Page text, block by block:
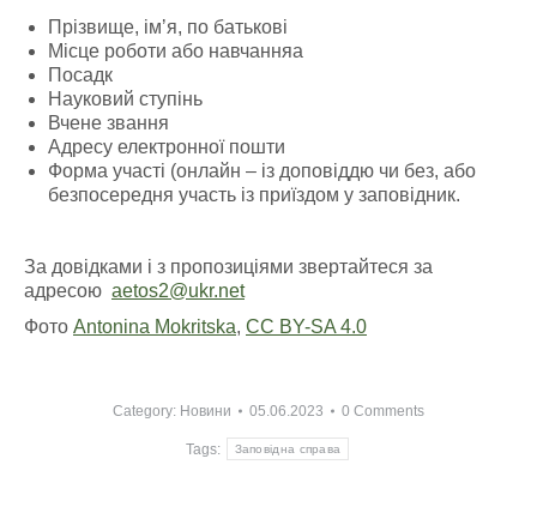
Прізвище, імʼя, по батькові
Місце роботи або навчанняа
Посадк
Науковий ступінь
Вчене звання
Адресу електронної пошти
Форма участі (онлайн – із доповіддю чи без, або
безпосередня участь із приїздом у заповідник.
За довідками і з пропозиціями звертайтеся за
адресою aetos2@ukr.net
Фото Antonina Mokritska, CC BY-SA 4.0
Category: Новини 05.06.2023 0 Comments
Tags: Заповідна справа